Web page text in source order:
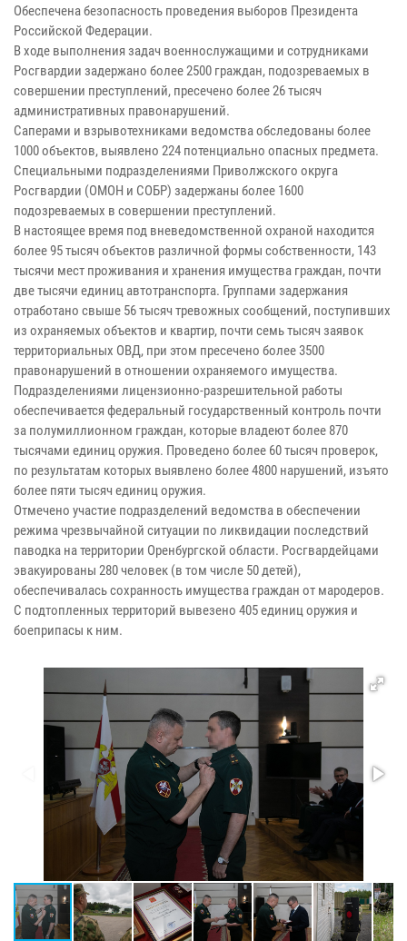
Обеспечена безопасность проведения выборов Президента
Российской Федерации.
В ходе выполнения задач военнослужащими и сотрудниками
Росгвардии задержано более 2500 граждан, подозреваемых в
совершении преступлений, пресечено более 26 тысяч
административных правонарушений.
Саперами и взрывотехниками ведомства обследованы более
1000 объектов, выявлено 224 потенциально опасных предмета.
Специальными подразделениями Приволжского округа
Росгвардии (ОМОН и СОБР) задержаны более 1600
подозреваемых в совершении преступлений.
В настоящее время под вневедомственной охраной находится
более 95 тысяч объектов различной формы собственности, 143
тысячи мест проживания и хранения имущества граждан, почти
две тысячи единиц автотранспорта. Группами задержания
отработано свыше 56 тысяч тревожных сообщений, поступивших
из охраняемых объектов и квартир, почти семь тысяч заявок
территориальных ОВД, при этом пресечено более 3500
правонарушений в отношении охраняемого имущества.
Подразделениями лицензионно-разрешительной работы
обеспечивается федеральный государственный контроль почти
за полумиллионном граждан, которые владеют более 870
тысячами единиц оружия. Проведено более 60 тысяч проверок,
по результатам которых выявлено более 4800 нарушений, изъято
более пяти тысяч единиц оружия.
Отмечено участие подразделений ведомства в обеспечении
режима чрезвычайной ситуации по ликвидации последствий
паводка на территории Оренбургской области. Росгвардейцами
эвакуированы 280 человек (в том числе 50 детей),
обеспечивалась сохранность имущества граждан от мародеров.
С подтопленных территорий вывезено 405 единиц оружия и
боеприпасы к ним.